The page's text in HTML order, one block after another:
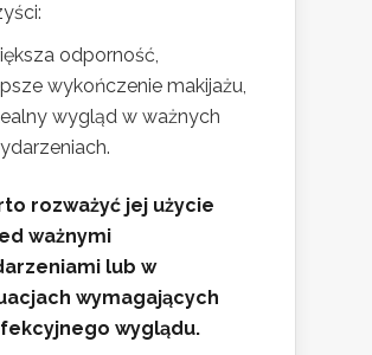
odporność,
wykończenie makijażu,
wygląd w ważnych
rozważyć jej użycie
ważnymi
lub w
wymagających
wyglądu.